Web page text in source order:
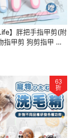
】胖把手指甲剪(附
指甲剪 狗剪指甲 貓
用品 美容用品 指甲
63
折